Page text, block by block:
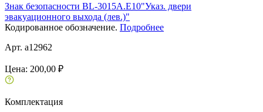
Знак безопасности BL-3015A.E10"Указ. двери
эвакуационного выхода (лев.)"
Кодированное обозначение. Подробнее
Арт. a12962
Цена: 200,00 ₽
Комплектация